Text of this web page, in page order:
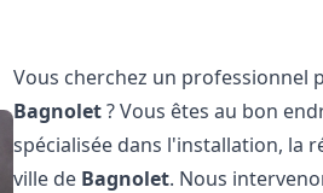
Vous cherchez un professionnel
Bagnolet? Vous êtes au bon
spécialisée dans l'installation, la
ville de Bagnolet. Nous